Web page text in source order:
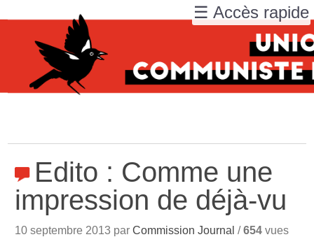
Edito : Comme une
impression de déjà-vu
10 septembre 2013 parCommission Journal /654 vues
☰ Accès rapide